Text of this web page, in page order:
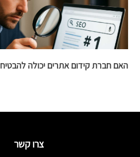
האם חברת קידום אתרים יכולה
צרו קשר